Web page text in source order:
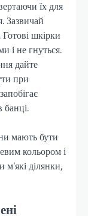
їх для
Зазвичай
шкірки
і не гнуться.
дайте
при
мають бути
кольором і
ділянки,